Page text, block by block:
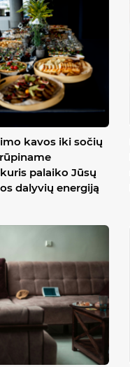
kavos iki sočių
palaiko Jūsų
dalyvių energiją